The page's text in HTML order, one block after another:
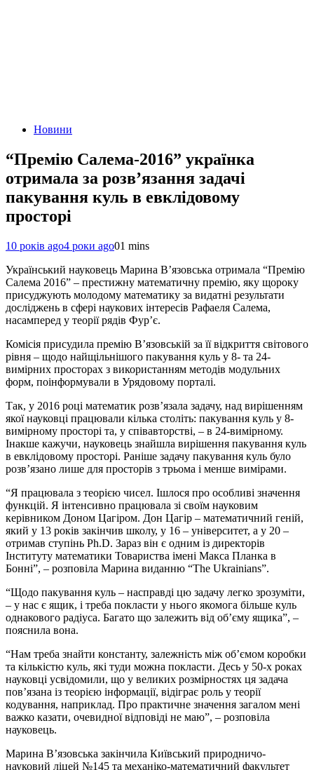
Новини
“Премію Салема-2016” українка
отримала за розв’язання задачі
пакування куль в евклідовому
просторі
10 років ago4 роки ago01 mins
Український науковець Марина В’язовська отримала “Премію
Салема 2016” – престижну математичну премію, яку щороку
присуджують молодому математику за видатні результати
досліджень в сфері наукових інтересів Рафаеля Салема,
насамперед у теорії рядів Фур’є.
Комісія присудила премію В’язовській за її відкриття світового
рівня – щодо найщільнішого пакування куль у 8- та 24-
вимірних просторах з використанням методів модульних
форм, поінформували в Урядовому порталі.
Так, у 2016 році математик розв’язала задачу, над вирішенням
якої науковці працювали кілька століть: пакування куль у 8-
вимірному просторі та, у співавторстві, – в 24-вимірному.
Інакше кажучи, науковець знайшла вирішення пакування куль
в евклідовому просторі. Раніше задачу пакування куль було
розв’язано лише для просторів з трьома і менше вимірами.
“Я працювала з теорією чисел. Ішлося про особливі значення
функцій. Я інтенсивно працювала зі своїм науковим
керівником Доном Цагіром. Дон Цагір – математичний геній,
який у 13 років закінчив школу, у 16 – університет, а у 20 –
отримав ступінь Ph.D. Зараз він є одним із директорів
Інституту математики Товариства імені Макса Планка в
Бонні”, – розповіла Марина виданню “The Ukrainians”.
“Щодо пакування куль – насправді цю задачу легко зрозуміти,
– у нас є ящик, і треба покласти у нього якомога більше куль
однакового радіуса. Багато що залежить від об’єму ящика”, –
пояснила вона.
“Нам треба знайти константу, залежність між об’ємом коробки
та кількістю куль, які туди можна покласти. Десь у 50-х роках
науковці усвідомили, що у великих розмірностях ця задача
пов’язана із теорією інформації, відіграє роль у теорії
кодування, наприклад. Про практичне значення загалом мені
важко казати, очевидної відповіді не маю”, – розповіла
науковець.
Марина В’язовська закінчила Київський природничо-
науковий ліцей №145 та механіко-математичний факультет